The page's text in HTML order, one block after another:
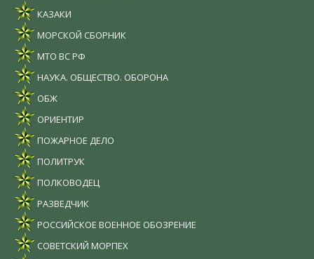
КАЗАКИ
МОРСКОЙ СБОРНИК
МТО ВС РФ
НАУКА. ОБЩЕСТВО. ОБОРОНА
ОБЖ
ОРИЕНТИР
ПОЖАРНОЕ ДЕЛО
ПОЛИТРУК
ПОЛКОВОДЕЦ
РАЗВЕДЧИК
РОССИЙСКОЕ ВОЕННОЕ ОБОЗРЕНИЕ
СОВЕТСКИЙ МОРПЕХ